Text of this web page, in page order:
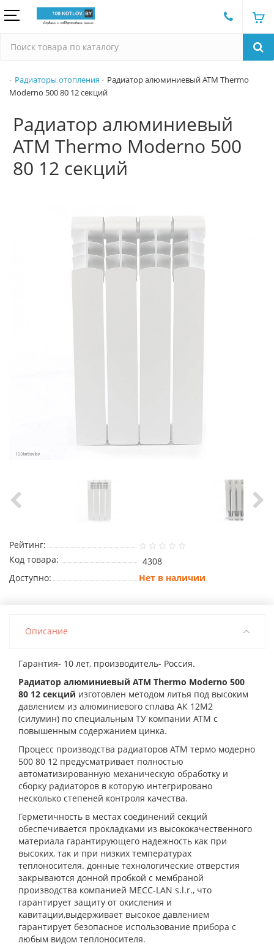
Радиаторы отопления
Радиатор алюминиевый ATM Thermo
Moderno 500 80 12 секций
Радиатор алюминиевый
ATM Thermo Moderno 500
80 12 секций
Рейтинг:
Код товара:
4308
Доступно:
Нет в наличии
Описание
Гарантия- 10 лет, производитель- Россия.
Радиатор алюминиевый ATM Thermo Moderno 500
80 12 секций изготовлен методом литья под высоким
давлением из алюминиевого сплава АК 12М2
(силумин) по специальным ТУ компании АТМ с
повышенным содержанием цинка.
Процесс производства радиаторов АТМ термо модерно
500 80 12 предусматривает полностью
автоматизированную механическую обработку и
сборку радиаторов в которую интегрировано
несколько степеней контроля качества.
Герметичность в местах соединений секций
обеспечивается прокладками из высококачественного
материала гарантирующего надежность как при
высоких, так и при низких температурах
теплоносителя. донные технологические отверстия
закрываются донной пробкой с мембраной
производства компанией MECC-LAN s.l.r., что
гарантирует защиту от окисления и
кавитации,выдерживает высокое давлением
гарантирует безопасное использование прибора с
любым видом теплоносителя.